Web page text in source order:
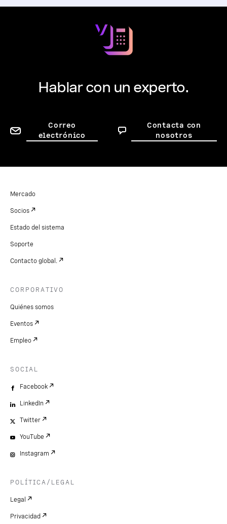
Hablar con un experto.
Correo
electrónico
Contacta con
nosotros
Mercado
Socios
Estado del sistema
Soporte
Contacto global.
CORPORATIVO
Quiénes somos
Eventos
Empleo
SOCIAL
Facebook
LinkedIn
Twitter
YouTube
Instagram
POLÍTICA/LEGAL
Legal
Privacidad